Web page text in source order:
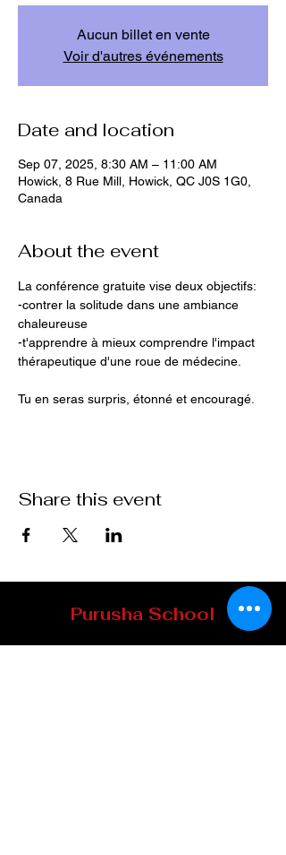
Aucun billet en vente
Voir d'autres événements
Date and location
Sep 07, 2025, 8:30 AM – 11:00 AM
Howick, 8 Rue Mill, Howick, QC J0S 1G0,
Canada
About the event
La conférence gratuite vise deux objectifs:
-contrer la solitude dans une ambiance
chaleureuse
-t'apprendre à mieux comprendre l'impact
thérapeutique d'une roue de médecine.
Tu en seras surpris, étonné et encouragé.
Share this event
Purusha School
Howick (Qc) J0S 1G0, Québec